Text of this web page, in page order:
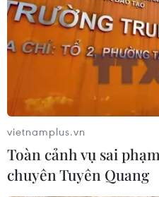
tốc
06/08/2026 04:24
Tăng tốc giải phóng mặt
rộng cao tốc Cam Lộ-La
thành phố Huế
06/08/2026 03:01
Dự án cao tốc Châu Đốc-
vietnamplus.vn
Toàn cảnh vụ sai
chuyên Tuyên Quang